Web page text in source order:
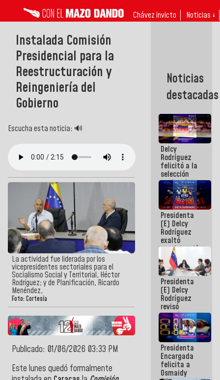
Chávez invicto Noticias ↓
Instalada Comisión
Presidencial para la
Reestructuración y
Reingeniería del
Gobierno
Escucha esta noticia: 🔊
La actividad fue liderada por los
vicepresidentes sectoriales para el
Socialismo Social y Territorial, Héctor
Rodríguez; y de Planificación, Ricardo
Menéndez,
Foto: Cortesía
Publicado: 01/06/2026 03:33 PM
Este lunes quedó formalmente
Noticias
destacadas
Delcy
Rodríguez
felicitó a la
selección
nacional
masculina
de voleibol
campeona
de la Copa
Panamericana
Sub-17
Presidenta
(E) Delcy
Rodríguez
exaltó
participación
de
Venezuela
en Juegos
Centroamericanos
y del Caribe
2026
Presidenta
(E) Delcy
Rodríguez
revisó
agenda
económica y
ejecución de
fondos de
emergencia
post-sismos
Presidenta
Encargada
felicita a
Osmaidy